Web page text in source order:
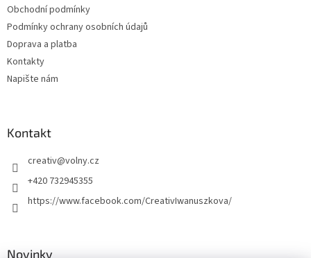
Obchodní podmínky
Podmínky ochrany osobních údajů
Doprava a platba
Kontakty
Napište nám
Kontakt
creativ@volny.cz
+420 732945355
https://www.facebook.com/CreativIwanuszkova/
Novinky